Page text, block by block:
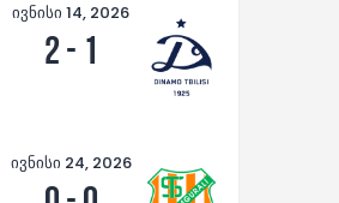
ივნისი 14, 2026
2- 1
ივნისი 24, 2026